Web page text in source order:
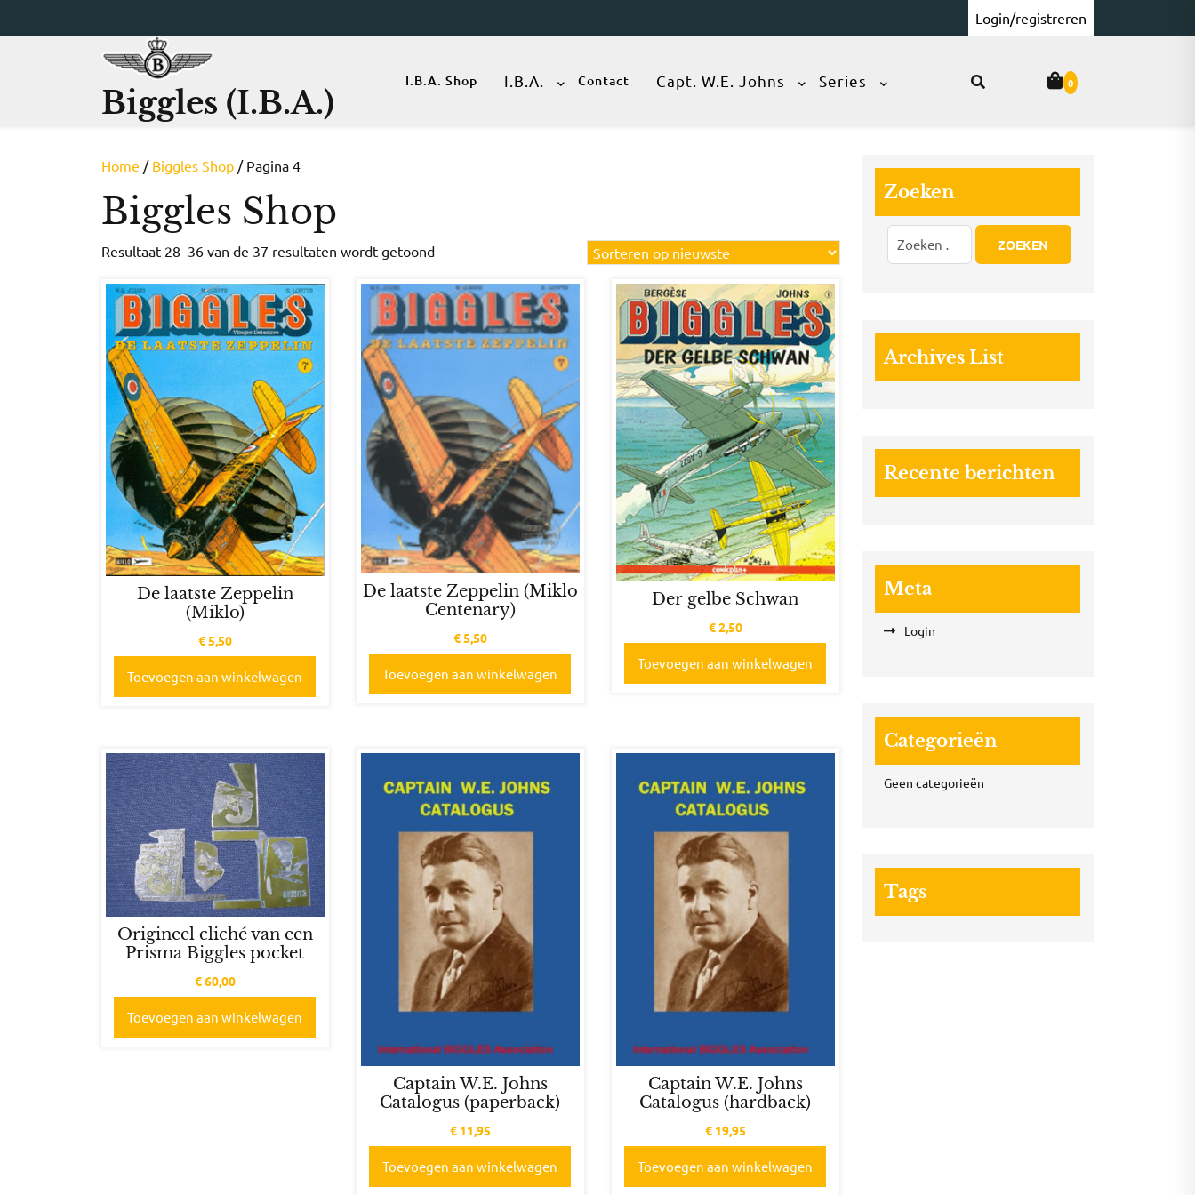
naar
Login/registreren
Biggles (I.B.A.)
I.B.A. Shop I.B.A. Contact Capt. W.E. Johns Series 0
Home / Biggles Shop / Pagina 4
Biggles Shop
Resultaat 28–36 van de 37 resultaten wordt getoondGesorteerd
nieuwste
De laatste Zeppelin
(Miklo)
€5,50
Toevoegen aan winkelwagen
De laatste Zeppelin (Miklo
Centenary)
€5,50
Toevoegen aan winkelwagen
Der gelbe Schwan
€2,50
Toevoegen aan winkelwagen
Origineel cliché van een
Prisma Biggles pocket
€60,00
Toevoegen aan winkelwagen
Captain W.E. Johns
Catalogus (paperback)
€11,95
Toevoegen aan winkelwagen
Captain W.E. Johns
Catalogus (hardback)
€19,95
Toevoegen aan winkelwagen
Zoeken
Archives List
Recente berichten
Meta
Login
Categorieën
Geen categorieën
Tags